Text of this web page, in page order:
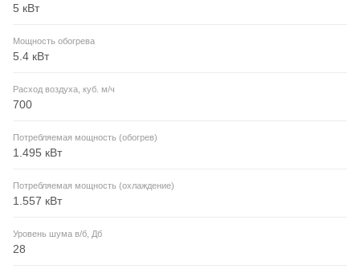
5 кВт
Мощность обогрева
5.4 кВт
Расход воздуха, куб. м/ч
700
Потребляемая мощность (обогрев)
1.495 кВт
Потребляемая мощность (охлаждение)
1.557 кВт
Уровень шума в/б, Дб
28